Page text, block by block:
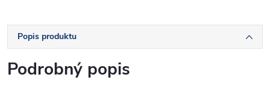
Popis produktu
Podrobný popis